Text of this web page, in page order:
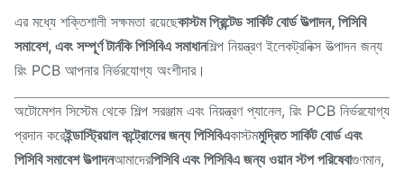
এর মধ্যে শক্তিশালী সক্ষমতা রয়েছেকাস্টম প্রিন্টেড সার্কিট বোর্ড উত্পাদন, পিসিবি
সমাবেশ, এবং সম্পূর্ণ টার্নকি পিসিবিএ সমাধানশিল্প নিয়ন্ত্রণ ইলেকট্রনিক্স উত্পাদন জন্য
রিং PCB আপনার নির্ভরযোগ্য অংশীদার।
অটোমেশন সিস্টেম থেকে শিল্প সরঞ্জাম এবং নিয়ন্ত্রণ প্যানেল, রিং PCB নির্ভরযোগ্য
প্রদান করেইন্ডাস্ট্রিয়াল কন্ট্রোলের জন্য পিসিবিএকাস্টমমুদ্রিত সার্কিট বোর্ড এবং
পিসিবি সমাবেশ উত্পাদনআমাদেরপিসিবি এবং পিসিবিএ জন্য ওয়ান স্টপ পরিষেবাগুণমান,